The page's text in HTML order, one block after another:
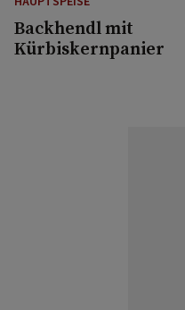
Backhendl mit
Kürbiskernpanier